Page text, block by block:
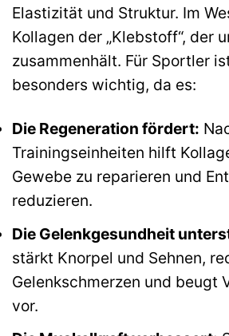
Elastizität und Struktur. Im
Kollagen der „Klebstoff“, der
zusammenhält. Für Sportler
besonders wichtig, da es:
Die Regeneration fördert:
Trainingseinheiten hilft
Gewebe zu reparieren und
reduzieren.
Die Gelenkgesundheit
stärkt Knorpel und Sehnen,
Gelenkschmerzen und beugt
vor.